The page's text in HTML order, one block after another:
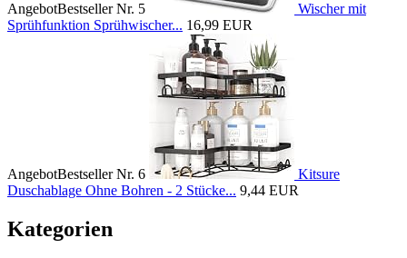
AngebotBestseller Nr. 5
Wischer mit
Sprühfunktion Sprühwischer... 16,99 EUR
AngebotBestseller Nr. 6
Kitsure
Duschablage Ohne Bohren - 2 Stücke... 9,44 EUR
Kategorien